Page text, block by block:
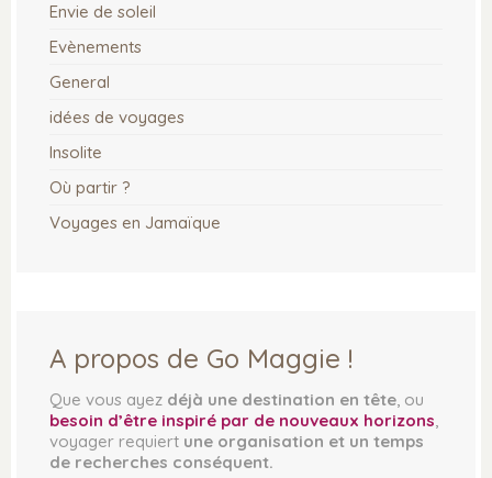
Envie de soleil
Evènements
General
idées de voyages
Insolite
Où partir ?
Voyages en Jamaïque
A propos de Go Maggie !
Que vous ayez déjà une destination en tête, ou
besoin d’être inspiré par de nouveaux horizons,
voyager requiert une organisation et un temps
de recherches conséquent.
QUI SUIS-JE ?
FAQ : FOIRE AUX QUESTIONS
POLITIQUE DE
CONFIDENTIALITÉ
MENTIONS LÉGALES
PARTENAIRES
OÙ PARTIR ?
IDÉES DE VOYAGES
ENVIE DE SOLEIL
VOYAGE EN JAMAÏQUE
ASTUCES DE TRAVEL
PLANNER